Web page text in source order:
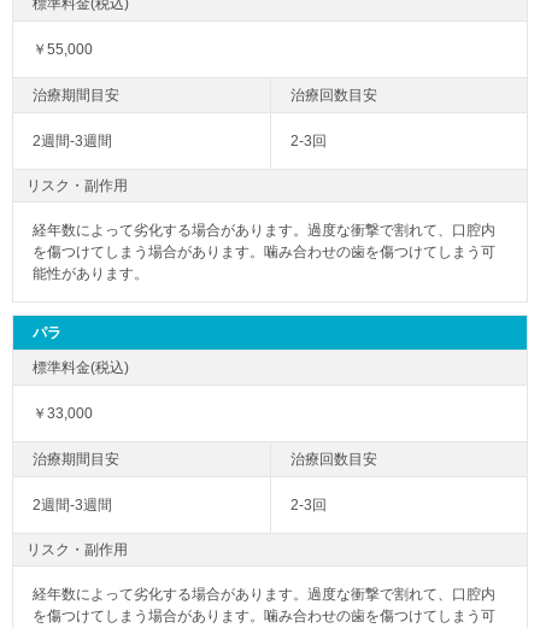
￥55,000
2週間-3週間 2-3回
リスク・副作用
経年数によって劣化する場合があります。過度な衝撃で割れて、口腔内
を傷つけてしまう場合があります。噛み合わせの歯を傷つけてしまう可
能性があります。
パラ
￥33,000
2週間-3週間 2-3回
リスク・副作用
経年数によって劣化する場合があります。過度な衝撃で割れて、口腔内
を傷つけてしまう場合があります。噛み合わせの歯を傷つけてしまう可